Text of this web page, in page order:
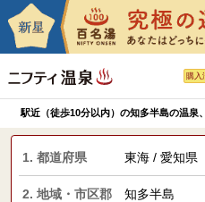
購入
駅近（徒歩10分以内）の知多半島の温泉
1. 都道府県 東海 / 愛知県
2. 地域・市区郡 知多半島